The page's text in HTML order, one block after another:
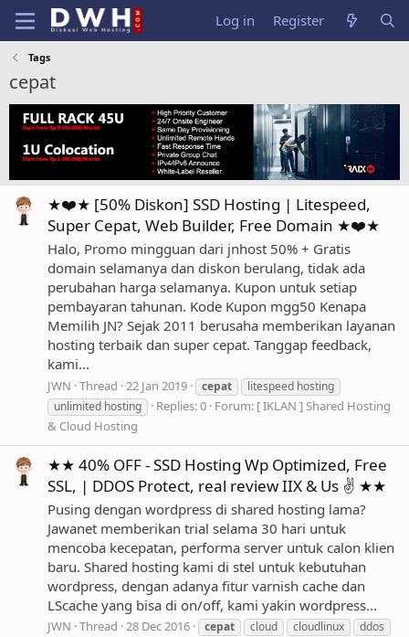
Log in Register
Tags
cepat
★❤️★ [50% Diskon] SSD Hosting | Litespeed,
Super Cepat, Web Builder, Free Domain ★❤️★
Halo, Promo mingguan dari jnhost 50% + Gratis
domain selamanya dan diskon berulang, tidak ada
perubahan harga selamanya. Kupon untuk setiap
pembayaran tahunan. Kode Kupon mgg50 Kenapa
Memilih JN? Sejak 2011 berusaha memberikan layanan
hosting terbaik dan super cepat. Tanggap feedback,
kami...
JWN Thread 22 Jan 2019 cepat
litespeed hosting
unlimited hosting
Replies: 0 Forum: [ IKLAN ] Shared Hosting
& Cloud Hosting
★★ 40% OFF - SSD Hosting Wp Optimized, Free
SSL, | DDOS Protect, real review IIX & Us ✌ ★★
Pusing dengan wordpress di shared hosting lama?
Jawanet memberikan trial selama 30 hari untuk
mencoba kecepatan, performa server untuk calon klien
baru. Shared hosting kami di stel untuk kebutuhan
wordpress, dengan adanya fitur varnish cache dan
LScache yang bisa di on/off, kami yakin wordpress...
JWN Thread 28 Dec 2016 cepat cloud cloudlinux
ddos